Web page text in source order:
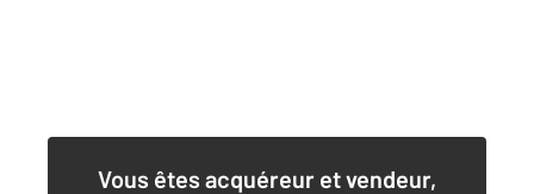
Vous êtes acquéreur et vendeur,